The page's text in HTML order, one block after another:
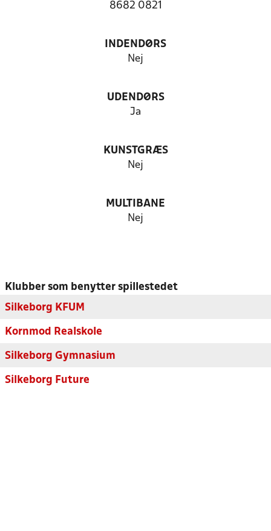
8682 0821
INDENDØRS
Nej
UDENDØRS
Ja
KUNSTGRÆS
Nej
MULTIBANE
Nej
Klubber som benytter spillestedet
Silkeborg KFUM
Kornmod Realskole
Silkeborg Gymnasium
Silkeborg Future